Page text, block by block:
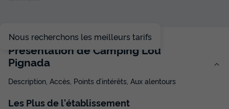
MOBILHOME 6 personnes - Mobil Home Aqua 2ch
du19/09/2026 au26/09/2026
Meilleur prix pour 7 nuits
Modifier les dates
Nous recherchons les meilleurs tarifs
Présentation de Camping Lou
Pignada
Description, Accès, Points d’intérêts, Aux alentours
Les Plusde l'établissement